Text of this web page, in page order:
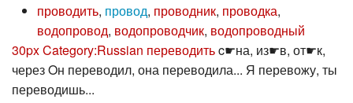
проводить, провод, проводник, проводка,
водопровод, водопроводчик, водопроводный
30pxCategory:Russian переводитьc☛на, из☛в, от☛к,
через Oн переводил, она переводила... Я перевожу, ты
переводишь...